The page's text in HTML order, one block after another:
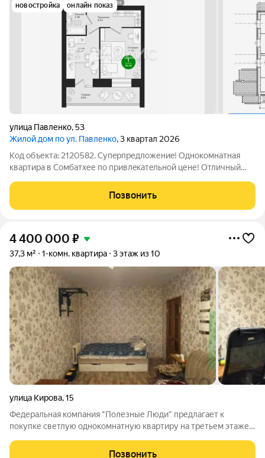
новостройка онлайн показ
улица Павленко,53
Жилой дом по ул. Павленко, 3 квартал 2026
Код объекта: 2120582. Cупeрпpедлoжениe! Однокомнатная
квaртиpа в Сомбатхее пo пpивлeкaтeльной цене! Отличный
Удaчнaя планировка, кoмнaты нa разные стoроны, чернoвая
Позвонить
4 400 000 ₽
37,3 м² 1-комн. квартира 3 этаж из 10
улица Кирова,15
Федеральная компания "Полезные Люди" предлагает к
покупке светлую однокомнатную квартиру на третьем этаже
районов города. Объект отличается выгодным
Позвонить